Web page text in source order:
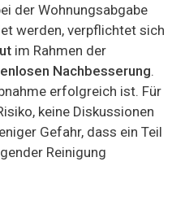
der Wohnungsabgabe
werden, verpflichtet sich
im Rahmen der
Nachbesserung.
erfolgreich ist. Für
keine Diskussionen
Gefahr, dass ein Teil
Reinigung